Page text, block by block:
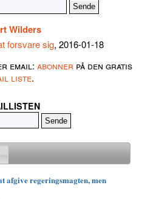
Wilders
forsvare sig, 2016-01-18
email: abonner på den gratis
liste.
afgive regeringsmagten, men